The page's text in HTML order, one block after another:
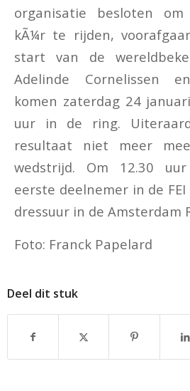
organisatie besloten
kÃ¼r te rijden,
start van de
Adelinde Cornelissen
komen zaterdag 24
uur in de ring.
resultaat niet meer
wedstrijd. Om 12.30
eerste deelnemer in de FEI
dressuur in de Amsterdam
Foto: Franck Papelard
Deel dit stuk